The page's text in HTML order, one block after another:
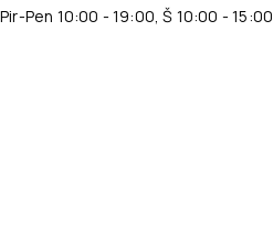
Pir-Pen 10:00 - 19:00, Š 10:00 - 15:00